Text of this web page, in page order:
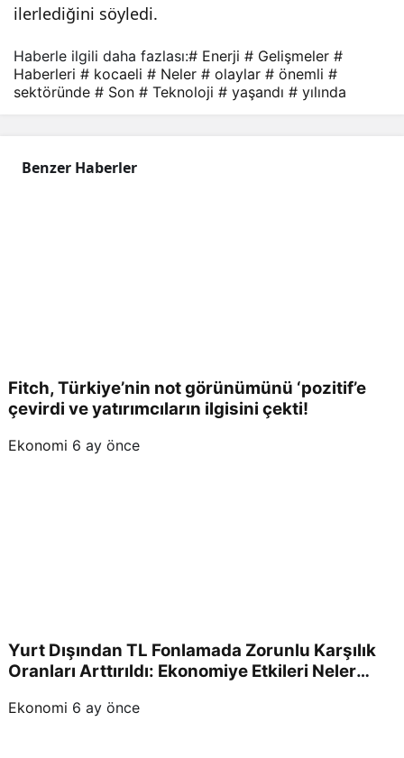
ilerlediğini söyledi.
Haberle ilgili daha fazlası:# Enerji # Gelişmeler #
Haberleri # kocaeli # Neler # olaylar # önemli #
sektöründe # Son # Teknoloji # yaşandı # yılında
Benzer Haberler
Fitch, Türkiye’nin not görünümünü ‘pozitif’e
çevirdi ve yatırımcıların ilgisini çekti!
Ekonomi 6 ay önce
Yurt Dışından TL Fonlamada Zorunlu Karşılık
Oranları Arttırıldı: Ekonomiye Etkileri Neler
Ekonomi 6 ay önce